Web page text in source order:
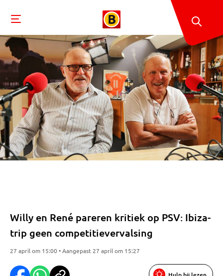
Willy en René pareren kritiek op PSV: Ibiza-
trip geen competitievervalsing
27 april om 15:00 • Aangepast 27 april om 15:27